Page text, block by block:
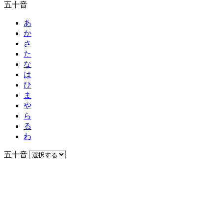
五十音
あ
か
さ
た
な
は
ひ
ま
や
ら
る
わ
五十音